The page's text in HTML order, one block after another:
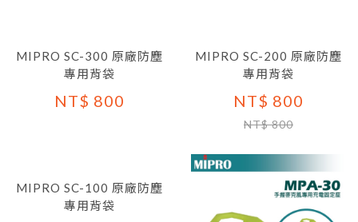
MIPRO SC-300 原廠防塵
專用背袋
NT$ 800
MIPRO SC-200 原廠防塵
專用背袋
NT$ 800
NT$ 800
MIPRO SC-100 原廠防塵
專用背袋